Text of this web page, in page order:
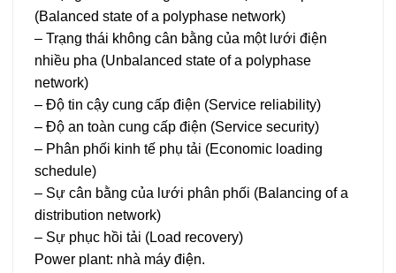
(Balanced state of a polyphase network)
– Trạng thái không cân bằng của một lưới điện
nhiều pha (Unbalanced state of a polyphase
network)
– Độ tin cậy cung cấp điện (Service reliability)
– Độ an toàn cung cấp điện (Service security)
– Phân phối kinh tế phụ tải (Economic loading
schedule)
– Sự cân bằng của lưới phân phối (Balancing of a
distribution network)
– Sự phục hồi tải (Load recovery)
Power plant: nhà máy điện.